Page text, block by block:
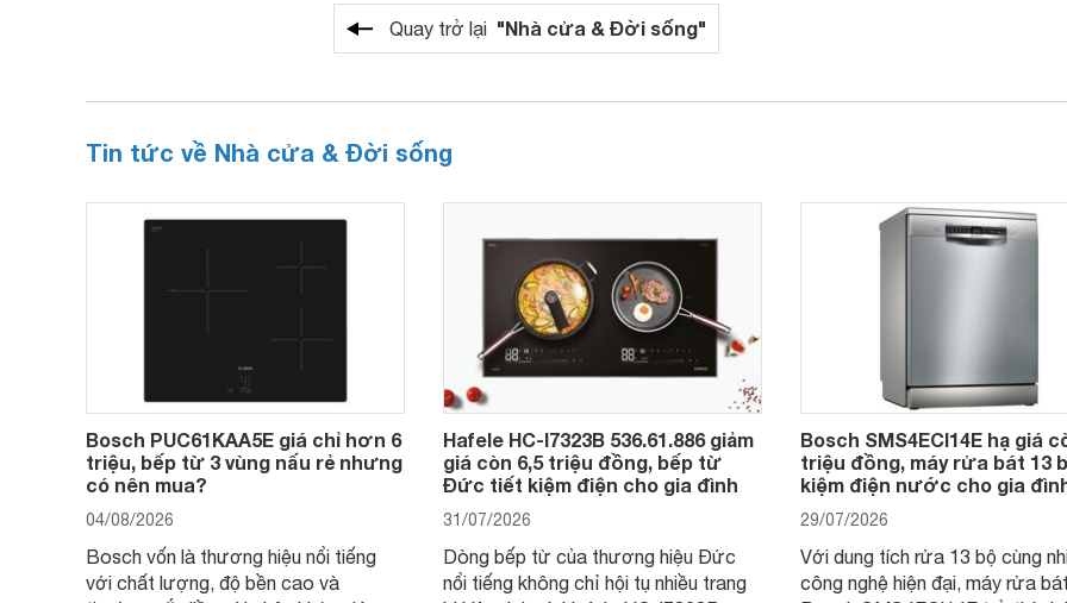
Quay trở lại "Nhà cửa & Đời sống"
Tin tức về Nhà cửa & Đời sống
Bosch PUC61KAA5E giá chỉ hơn 6
triệu, bếp từ 3 vùng nấu rẻ nhưng
có nên mua?
04/08/2026
Bosch vốn là thương hiệu nổi tiếng
với chất lượng, độ bền cao và
Hafele HC-I7323B 536.61.886 giảm
giá còn 6,5 triệu đồng, bếp từ
Đức tiết kiệm điện cho gia đình
31/07/2026
Dòng bếp từ của thương hiệu Đức
nổi tiếng không chỉ hội tụ nhiều trang
Bosch SMS4ECI14E hạ giá
triệu đồng, máy rửa bát 13
kiệm điện nước cho gia
29/07/2026
Với dung tích rửa 13 bộ cùng
công nghệ hiện đại, máy rửa